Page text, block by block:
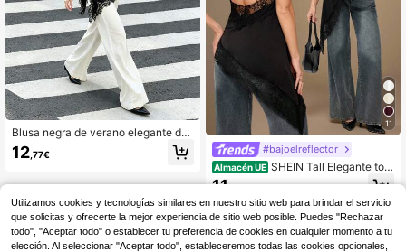
Blusa negra de verano elegante de
mujer con parches de encaje de uni
color y espalda descubierta
12 ,77€
11
#bajoelreflector
Almacén UE SHEIN Tall Elegante top
camisola sin espalda con ribete de
patchwork de satén para fiesta noc
turna, cóctel, formal, casual de neg
ocios, top de verano, para mujeres
altas
11,49€
Utilizamos cookies y tecnologías similares en nuestro sitio web para brindar el servicio
que solicitas y ofrecerte la mejor experiencia de sitio web posible. Puedes "Rechazar
todo", "Aceptar todo" o establecer tu preferencia de cookies en cualquier momento a tu
elección. Al seleccionar "Aceptar todo", estableceremos todas las cookies opcionales,